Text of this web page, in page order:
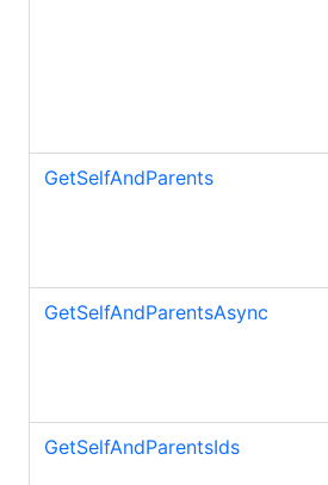
GetSelfAndParents
GetSelfAndParentsAsync
GetSelfAndParentsIds